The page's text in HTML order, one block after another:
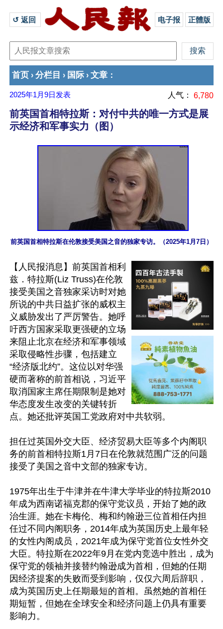
↺ 返回 电子报 正體版
首页 › 分栏目 › 国际 › 文章 ：
2025年1月9日 发表 人气： 6,780
前英国首相特拉斯：对付中共的唯一方式是展
示经济和军事实力（图）
前英国首相特拉斯在伦敦接受美国之音的独家专访。（2025年1月7日）
【人民报消息】前英国首相利
兹．特拉斯(Liz Truss)在伦敦
接受美国之音独家采访时对她
所说的中共日益扩张的威权主
义威胁发出了严厉警告。她呼
吁西方国家采取更强硬的立场
来阻止北京在经济和军事领域
采取侵略性步骤，包括建立
“经济版北约”。这位以对华强
硬而著称的前首相说，习近平
取消国家主席任期限制是她对
华态度发生改变的关键转折
点。她还批评英国工党政府对中共软弱。
担任过英国外交大臣、经济贸易大臣等多个内阁职
务的前首相特拉斯1月7日在伦敦就范围广泛的问题
接受了美国之音中文部的独家专访。
1975年出生于牛津并在牛津大学毕业的特拉斯2010
年成为西南诺福克郡的保守党议员，开始了她的政
治生涯。她在卡梅伦、梅和约翰逊三位首相任内担
任过不同内阁职务，2014年成为英国历史上最年轻
的女性内阁成员，2021年成为保守党首位女性外交
大臣。特拉斯在2022年9月在党内竞选中胜出，成为
保守党的领袖并接替约翰逊成为首相，但她的任期
因经济提案的失败而受到影响，仅仅六周后辞职，
成为英国历史上任期最短的首相。虽然她的首相任
期短暂，但她在全球安全和经济问题上仍具有重要
影响力。